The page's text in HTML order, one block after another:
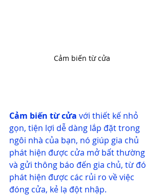
Cảm biến từ cửa
Cảm biến từ cửa với thiết kế nhỏ
gọn, tiện lợi dễ dàng lắp đặt trong
ngôi nhà của bạn, nó giúp gia chủ
phát hiện được cửa mở bất thường
và gửi thông báo đến gia chủ, từ đó
phát hiện được các rủi ro về việc
đóng cửa, kẻ lạ đột nhập.